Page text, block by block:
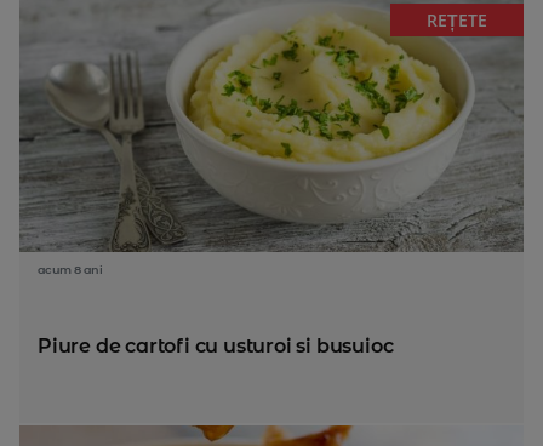
REȚETE
acum 8 ani
Piure de cartofi cu usturoi si busuioc